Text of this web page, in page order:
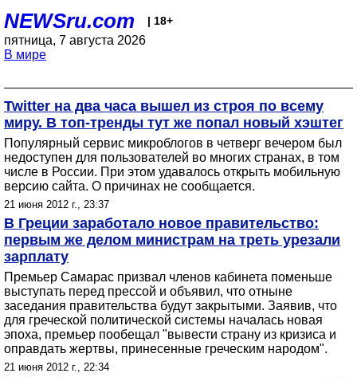
NEWSru.com | 18+
пятница, 7 августа 2026
В мире
Twitter на два часа вышел из строя по всему
миру. В топ-тренды тут же попал новый хэштег
Популярный сервис микроблогов в четверг вечером был
недоступен для пользователей во многих странах, в том
числе в России. При этом удавалось открыть мобильную
версию сайта. О причинах не сообщается.
21 июня 2012 г., 23:37
В Греции заработало новое правительство:
первым же делом министрам на треть урезали
зарплату
Премьер Самарас призвал членов кабинета поменьше
выступать перед прессой и объявил, что отныне
заседания правительства будут закрытыми. Заявив, что
для греческой политической системы началась новая
эпоха, премьер пообещал "вывести страну из кризиса и
оправдать жертвы, принесенные греческим народом".
21 июня 2012 г., 22:34